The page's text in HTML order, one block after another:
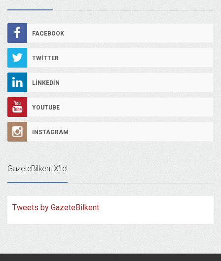
FACEBOOK
TWITTER
LINKEDIN
YOUTUBE
INSTAGRAM
GazeteBilkent X’te!
Tweets by GazeteBilkent